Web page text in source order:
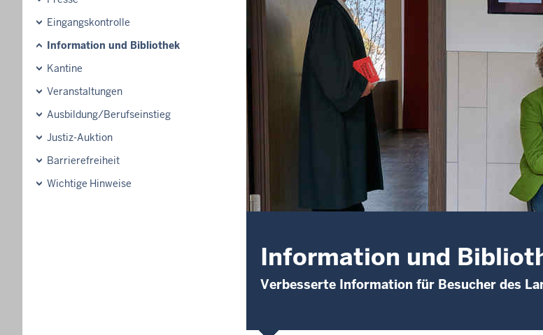
Eingangskontrolle
Information und Bibliothek
Kantine
Veranstaltungen
Ausbildung/Berufseinstieg
Justiz-Auktion
Barrierefreiheit
Wichtige Hinweise
Information und
Verbesserte Information für Besucher des